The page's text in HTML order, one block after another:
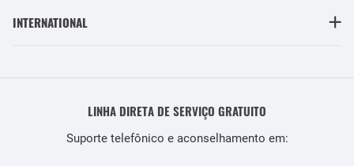
INTERNATIONAL
LINHA DIRETA DE SERVIÇO GRATUITO
Suporte telefônico e aconselhamento em: